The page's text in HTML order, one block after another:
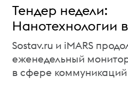
Тендер недели:
Нанотехнологии
Sostav.ru и iMARS
еженедельный
в сфере коммуникаций